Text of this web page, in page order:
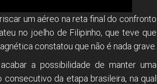
um aéreo na reta final do confronto
no joelho de Filipinho, que teve que
constatou que não é nada grave.
a possibilidade de manter uma
da etapa brasileira, na qual